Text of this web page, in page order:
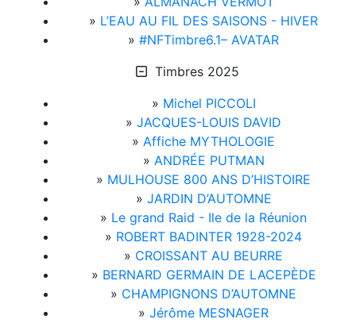
» L’EAU AU FIL DES SAISONS - HIVER
» #NFTimbre6.1– AVATAR
Timbres 2025
» Michel PICCOLI
» JACQUES-LOUIS DAVID
» Affiche MYTHOLOGIE
» ANDRÉE PUTMAN
» MULHOUSE 800 ANS D’HISTOIRE
» JARDIN D’AUTOMNE
» Le grand Raid - Ile de la Réunion
» ROBERT BADINTER 1928-2024
» CROISSANT AU BEURRE
» BERNARD GERMAIN DE LACEPÈDE
» CHAMPIGNONS D’AUTOMNE
» Jérôme MESNAGER